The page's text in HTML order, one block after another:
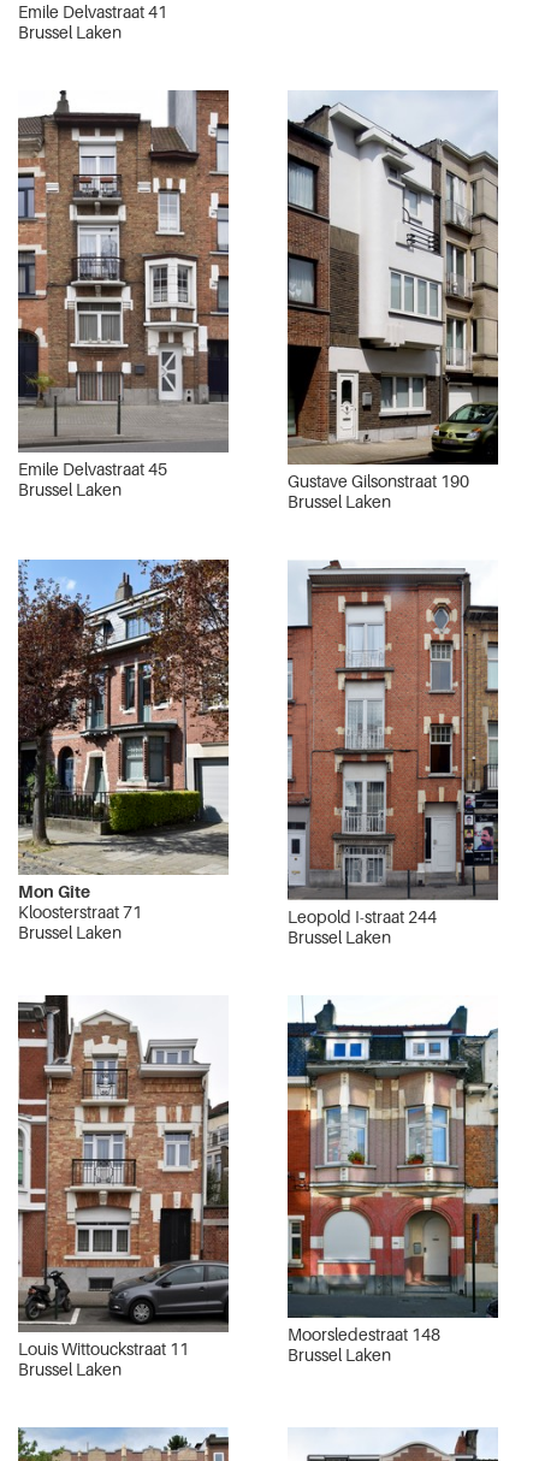
Emile Delvastraat 41
Brussel Laken
Emile Delvastraat 45
Brussel Laken
Gustave Gilsonstraat 190
Brussel Laken
Mon Gîte
Kloosterstraat 71
Brussel Laken
Leopold I-straat 244
Brussel Laken
Louis Wittouckstraat 11
Brussel Laken
Moorsledestraat 148
Brussel Laken